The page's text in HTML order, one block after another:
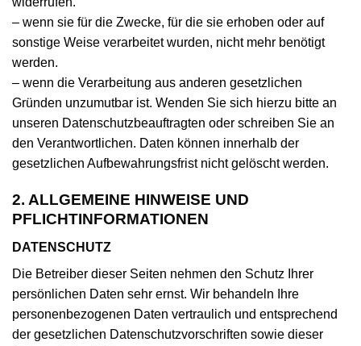
– wenn sie für die Zwecke, für die sie erhoben oder auf
sonstige Weise verarbeitet wurden, nicht mehr benötigt
werden.
– wenn die Verarbeitung aus anderen gesetzlichen
Gründen unzumutbar ist. Wenden Sie sich hierzu bitte an
unseren Datenschutzbeauftragten oder schreiben Sie an
den Verantwortlichen. Daten können innerhalb der
gesetzlichen Aufbewahrungsfrist nicht gelöscht werden.
2. ALLGEMEINE HINWEISE UND
PFLICHTINFORMATIONEN
DATENSCHUTZ
Die Betreiber dieser Seiten nehmen den Schutz Ihrer
persönlichen Daten sehr ernst. Wir behandeln Ihre
personenbezogenen Daten vertraulich und entsprechend
der gesetzlichen Datenschutzvorschriften sowie dieser